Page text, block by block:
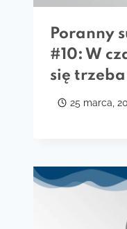
Poranny
#10: W
się
25 marca,